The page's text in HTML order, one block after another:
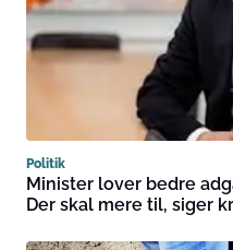
Politik
Minister lover bedre
Der skal mere til, siger